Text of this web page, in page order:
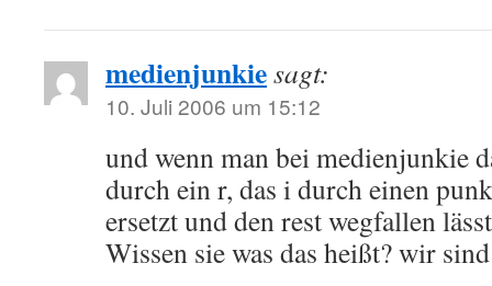
medienjunkiesagt:
10. Juli 2006 um 15:12
und wenn man bei medienjunkie
durch ein r, das i durch einen
ersetzt und den rest wegfallen
Wissen sie was das heißt? wir